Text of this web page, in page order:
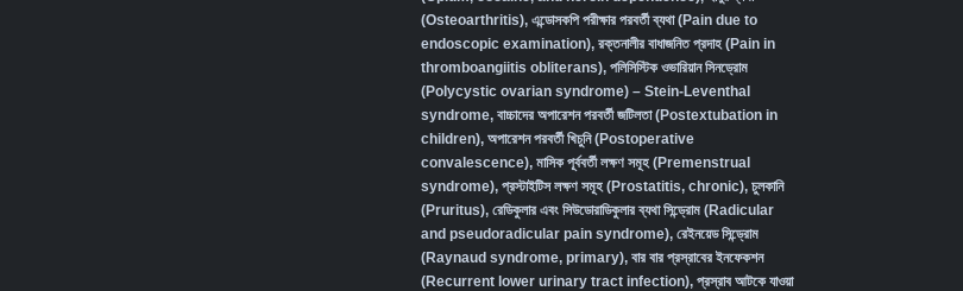
(Osteoarthritis), এন্ডোসকপি পরীক্ষার পরবর্তী ব্যথা (Pain due to
endoscopic examination), রক্তনালীর বাধাজনিত প্রদাহ (Pain in
thromboangiitis obliterans), পলিসিস্টিক ওভারিয়ান সিনড্রোম
(Polycystic ovarian syndrome) – Stein-Leventhal
syndrome, বাচ্চাদের অপারেশন পরবর্তী জটিলতা (Postextubation in
children), অপারেশন পরবর্তী খিচুনি (Postoperative
convalescence), মাসিক পূর্ববর্তী লক্ষণ সমূহ (Premenstrual
syndrome), প্রস্টাইটিস লক্ষণ সমূহ (Prostatitis, chronic), চুলকানি
(Pruritus), রেডিকুলার এবং সিউডোরাডিকুলার ব্যথা সিন্ড্রোম (Radicular
and pseudoradicular pain syndrome), রেইনয়েড সিন্ড্রোম
(Raynaud syndrome, primary), বার বার প্রস্রাবের ইনফেকশন
(Recurrent lower urinary tract infection), প্রস্রাব আটকে যাওয়া